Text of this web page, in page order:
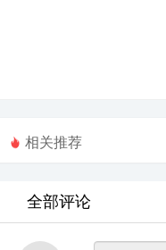
相关推荐
全部评论